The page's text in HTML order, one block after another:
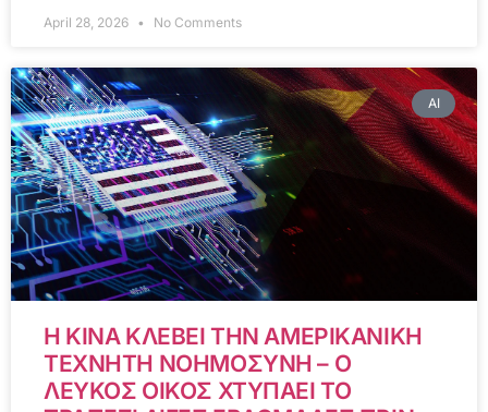
April 28, 2026 No Comments
AI
Η ΚΙΝΑ ΚΛΕΒΕΙ ΤΗΝ ΑΜΕΡΙΚΑΝΙΚΗ
ΤΕΧΝΗΤΗ ΝΟΗΜΟΣΥΝΗ – Ο
ΛΕΥΚΟΣ ΟΙΚΟΣ ΧΤΥΠΑΕΙ ΤΟ